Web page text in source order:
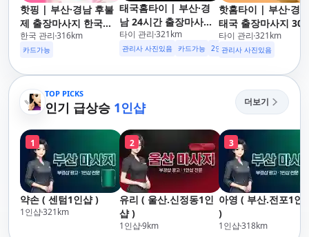
핫핑 | 부산·경남 후불
제 출장마사지 한국인
관리사
한국 관리 316km
카드가능
태국홈타이 | 부산·경
남 24시간 출장마사지
후불제/해운대,사상,광
안리,남포동,구포,덕천,
산,구서,연산,서면,재
단,다대포,범일,범천,우
동,마린시티,송정,기장,
정관,일광,망미,토곡,시
청,양정,초량,사직,온
천,미남,만덕,괴정,학
장,금사,서동,반여,반
송,명륜,남천,대연,문
현,부전,개금,가야,주
례,괘법,학장,강서,신
호,서구,암남
타이 관리 321km
관리사 사진있음 카드가능 2인이상 할인 업소 이벤트중
핫홈타이 | 부산·경남
태국 출장마사지 30
도착 카드가능 24시
운대,사상,광안리,남
동,구포,덕천,명지,민
락,수영,동래,남산,구
서,연산,서면,재송,센
텀,송도,자갈치,하단
린시티,송정,기장,정
일광,망미,토곡,시청
정,초량,사직,온천,미
남,만덕,괴정,학장,금
사,서동,반여,반송,명
륜,남천,대연,문현,부
전,개금,가야,주례,괘
법,학장,강서,신호,서
타이 관리 321km
관리사 사진있음
TOP PICKS
인기 급상승 1인샵 더보기
1
약손 ( 센텀1인샵 )
1인샵321km
2
유리 ( 울산.신정동1인
샵 )
1인샵9km
3
아영 ( 부산.전포1인
)
1인샵318km